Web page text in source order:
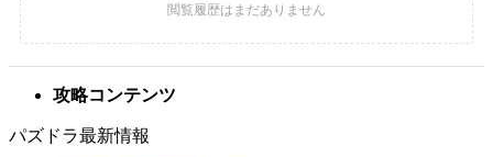
攻略コンテンツ
パズドラ最新情報